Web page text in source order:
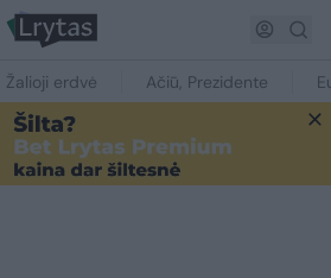
Žalioji erdvė Ačiū, Prezidente